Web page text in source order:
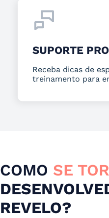
SUPORTE
Receba dicas de
treinamento para
COMO SE
REVELO?